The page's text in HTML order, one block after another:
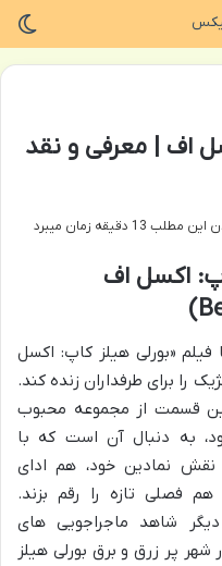
اف | معرفی و نقد
13 دقیقه زمان میبرد
اکسل اف
«بورلی هیلز کاپ: اکسل
را برای طرفداران زنده کند.
قسمت از مجموعه محبوب
به دنبال آن است که با
نقش نمادین خود، هم ادای
فصلی تازه را رقم بزند.
دیگر شاهد ماجراجویی های
پر زرق و برق بورلی هیلز